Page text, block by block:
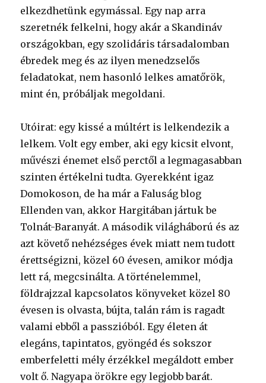
elkezdhetünk egymással. Egy nap arra
szeretnék felkelni, hogy akár a Skandináv
országokban, egy szolidáris társadalomban
ébredek meg és az ilyen menedzselős
feladatokat, nem hasonló lelkes amatőrök,
mint én, próbáljak megoldani.
Utóirat: egy kissé a múltért is lelkendezik a
lelkem. Volt egy ember, aki egy kicsit elvont,
művészi énemet első perctől a legmagasabban
szinten értékelni tudta. Gyerekként igaz
Domokoson, de ha már a Faluság blog
Ellenden van, akkor Hargitában jártuk be
Tolnát-Baranyát. A második világháború és az
azt követő nehézséges évek miatt nem tudott
érettségizni, közel 60 évesen, amikor módja
lett rá, megcsinálta. A történelemmel,
földrajzzal kapcsolatos könyveket közel 80
évesen is olvasta, bújta, talán rám is ragadt
valami ebből a passzióból. Egy életen át
elegáns, tapintatos, gyöngéd és sokszor
emberfeletti mély érzékkel megáldott ember
volt ő. Nagyapa örökre egy legjobb barát.